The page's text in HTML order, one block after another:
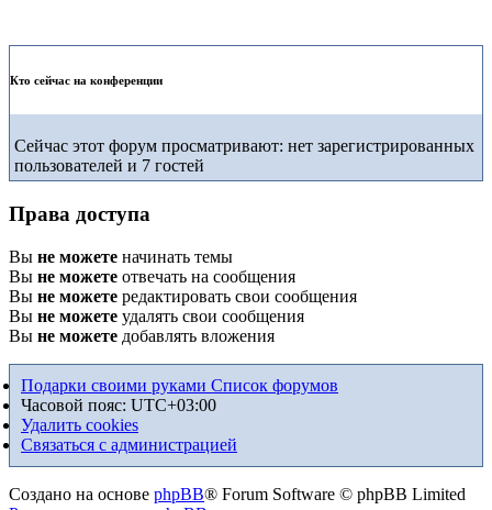
Кто сейчас на конференции
Сейчас этот форум просматривают: нет зарегистрированных
пользователей и 7 гостей
Права доступа
Вы не можете начинать темы
Вы не можете отвечать на сообщения
Вы не можете редактировать свои сообщения
Вы не можете удалять свои сообщения
Вы не можете добавлять вложения
Подарки своими руками Список форумов
Часовой пояс: UTC+03:00
Удалить cookies
Связаться с администрацией
Создано на основе phpBB® Forum Software © phpBB Limited